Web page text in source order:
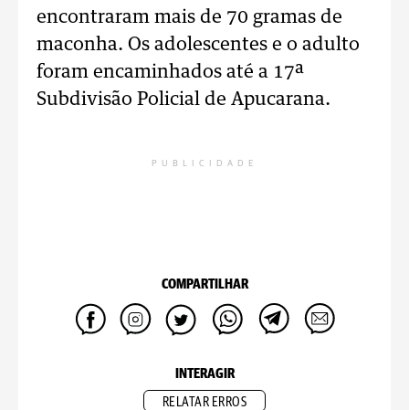
encontraram mais de 70 gramas de
maconha. Os adolescentes e o adulto
foram encaminhados até a 17ª
Subdivisão Policial de Apucarana.
PUBLICIDADE
COMPARTILHAR
INTERAGIR
RELATAR ERROS